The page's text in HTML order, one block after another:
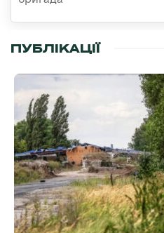
ПУБЛІКАЦІЇ